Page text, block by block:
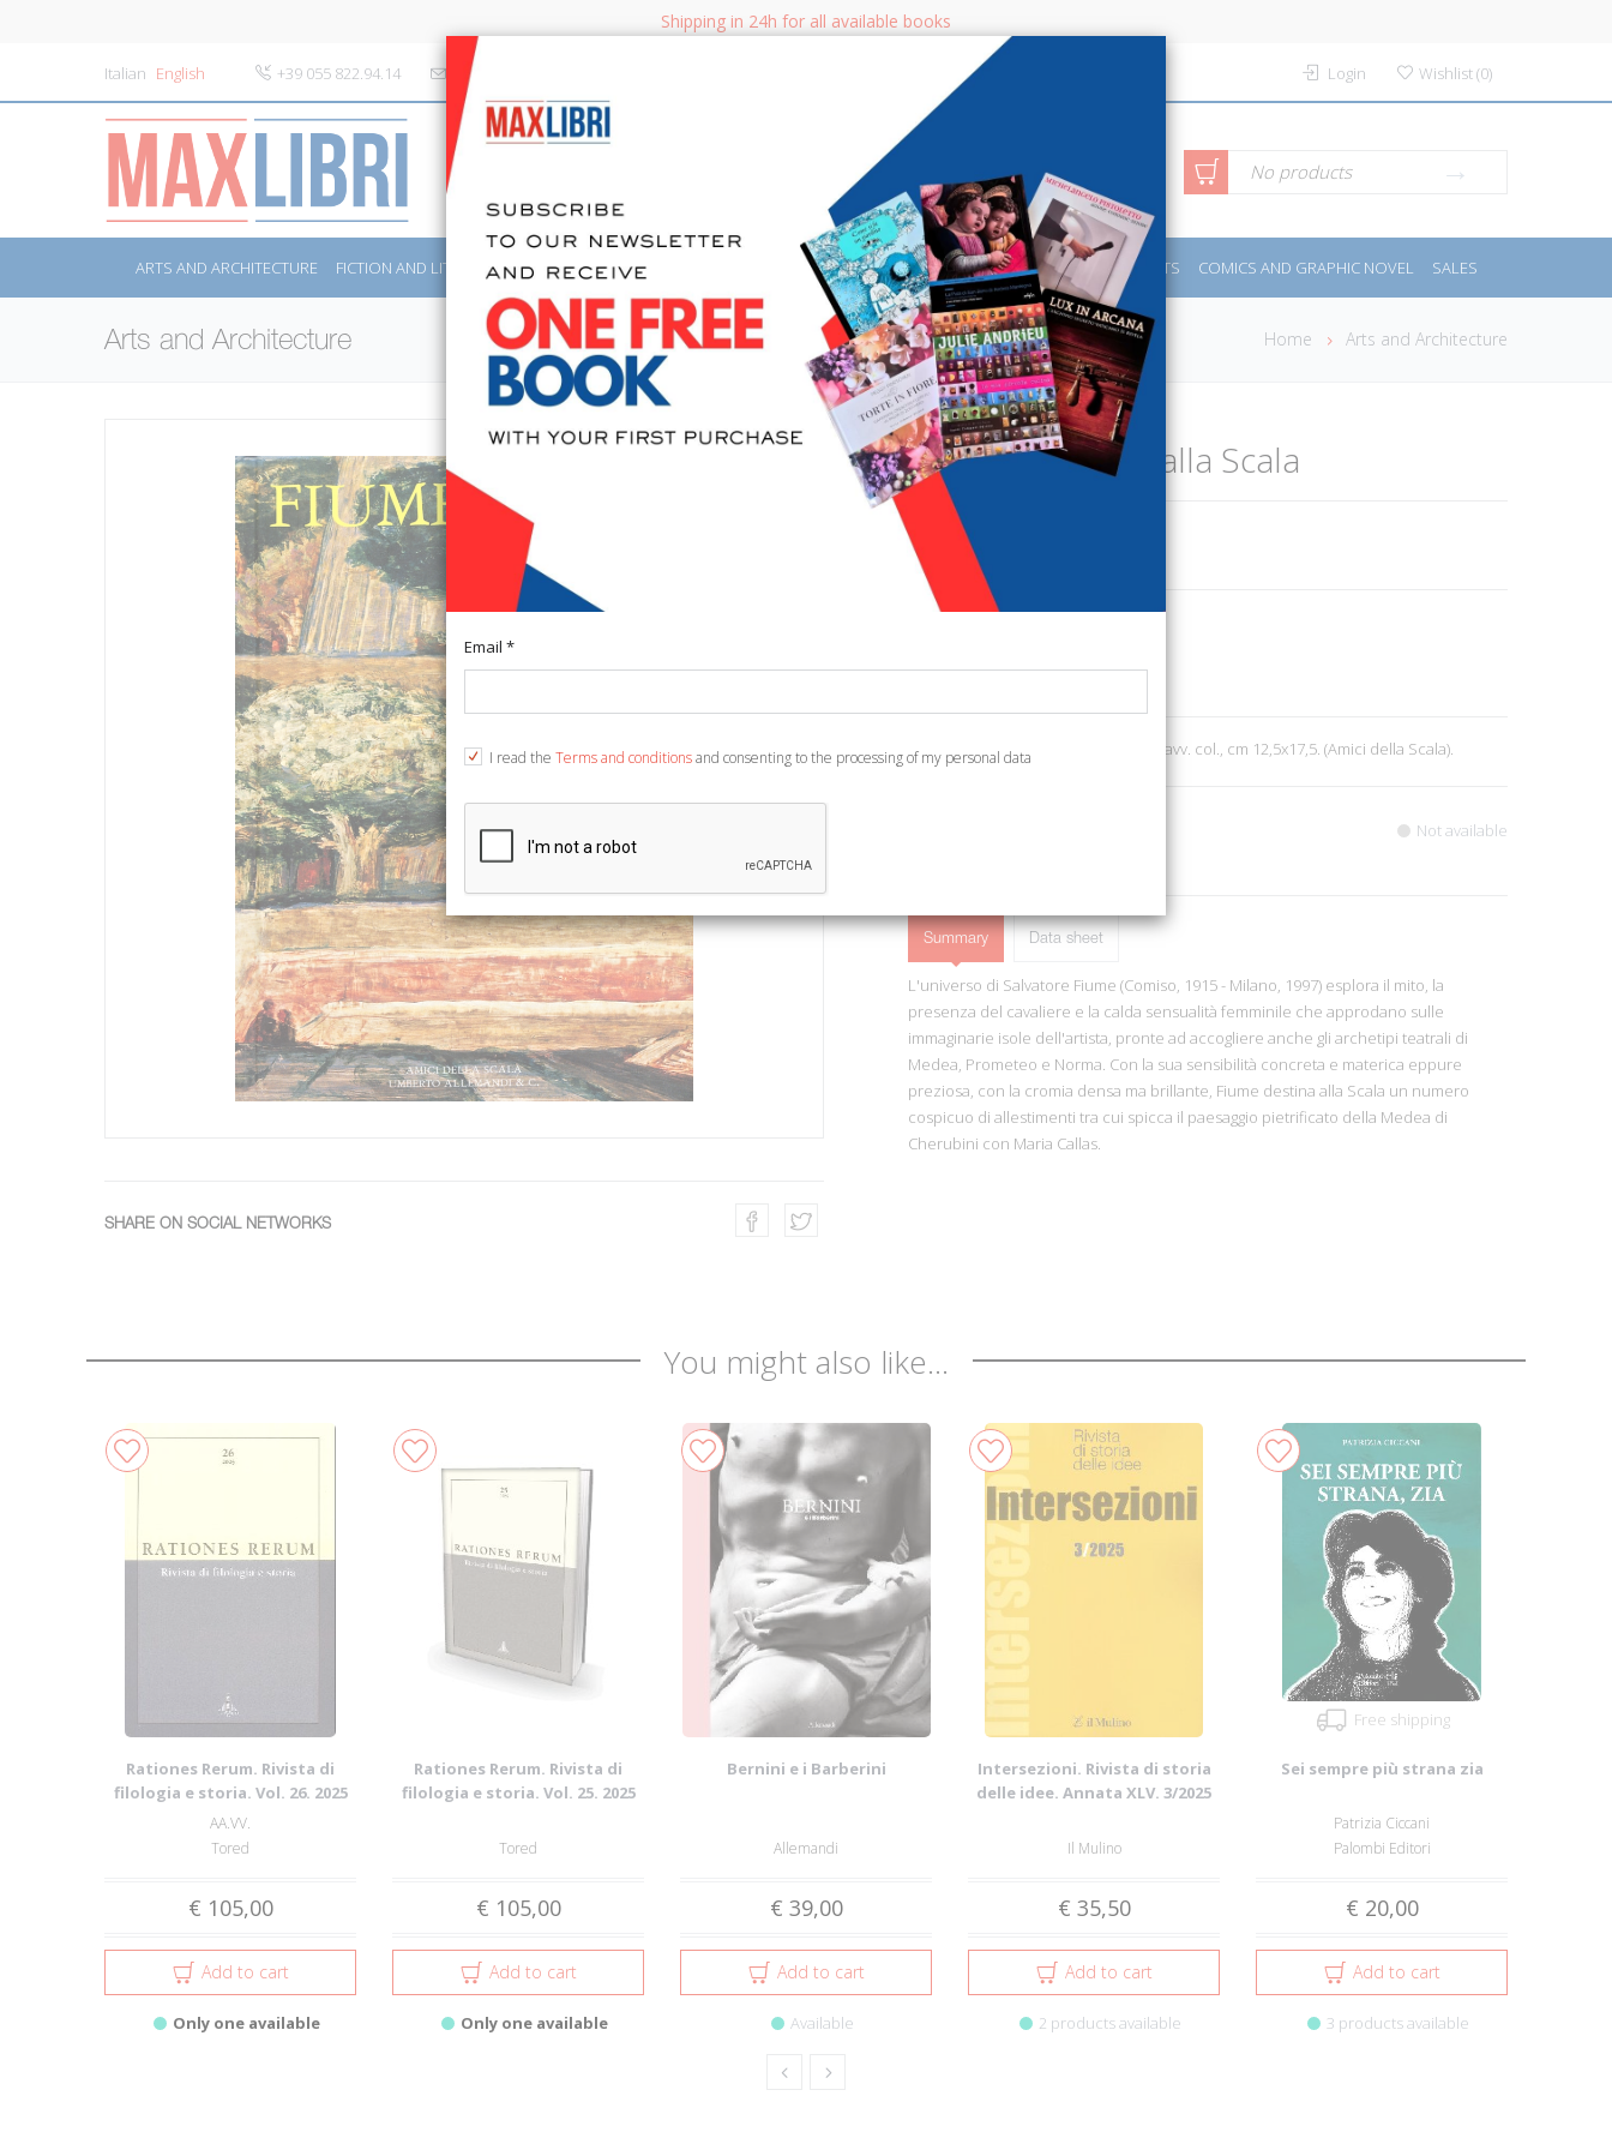
Shipping in 24h for all available books
Italian English +39 055 822.94.14 info@maxlibri.it Login Wishlist(0)
SEARCH Advanced
Search
No products
ARTS AND ARCHITECTURE FICTION AND LITERATURE NON FICTION BOOKS FOR CHILDREN & YOUNG ADULTS MANUALS - GUIDES SPORTS COMICS AND GRAPHIC NOVEL SALES
Arts and Architecture Home Arts and Architecture
SHARE ON SOCIAL NETWORKS
Salvatore Fiume alla Scala
€ 10,00
Torino, 2009; cartonato, pp. 107, ill., tavv. col., cm 12,5x17,5. (Amici della Scala).
Not available
Summary Data sheet
L'universo di Salvatore Fiume (Comiso, 1915 - Milano, 1997) esplora il mito, la
presenza del cavaliere e la calda sensualità femminile che approdano sulle
immaginarie isole dell'artista, pronte ad accogliere anche gli archetipi teatrali di
Medea, Prometeo e Norma. Con la sua sensibilità concreta e materica eppure
preziosa, con la cromia densa ma brillante, Fiume destina alla Scala un numero
cospicuo di allestimenti tra cui spicca il paesaggio pietrificato della Medea di
Cherubini con Maria Callas.
You might also like...
Rationes Rerum. Rivista di
filologia e storia. Vol. 26. 2025
AA.VV.
Tored
€ 105,00
Add to cart
Only one available
Rationes Rerum. Rivista di
filologia e storia. Vol. 25. 2025
Tored
€ 105,00
Add to cart
Only one available
Bernini e i Barberini
Allemandi
€ 39,00
Add to cart
Available
Intersezioni. Rivista di storia
delle idee. Annata XLV. 3/2025
Il Mulino
€ 35,50
Add to cart
2 products available
Free shipping
Sei sempre più strana zia
Patrizia Ciccani
Palombi Editori
€ 20,00
Add to cart
3 products available
Email *
I read the Terms and conditionsand consenting to the processing of my personal data